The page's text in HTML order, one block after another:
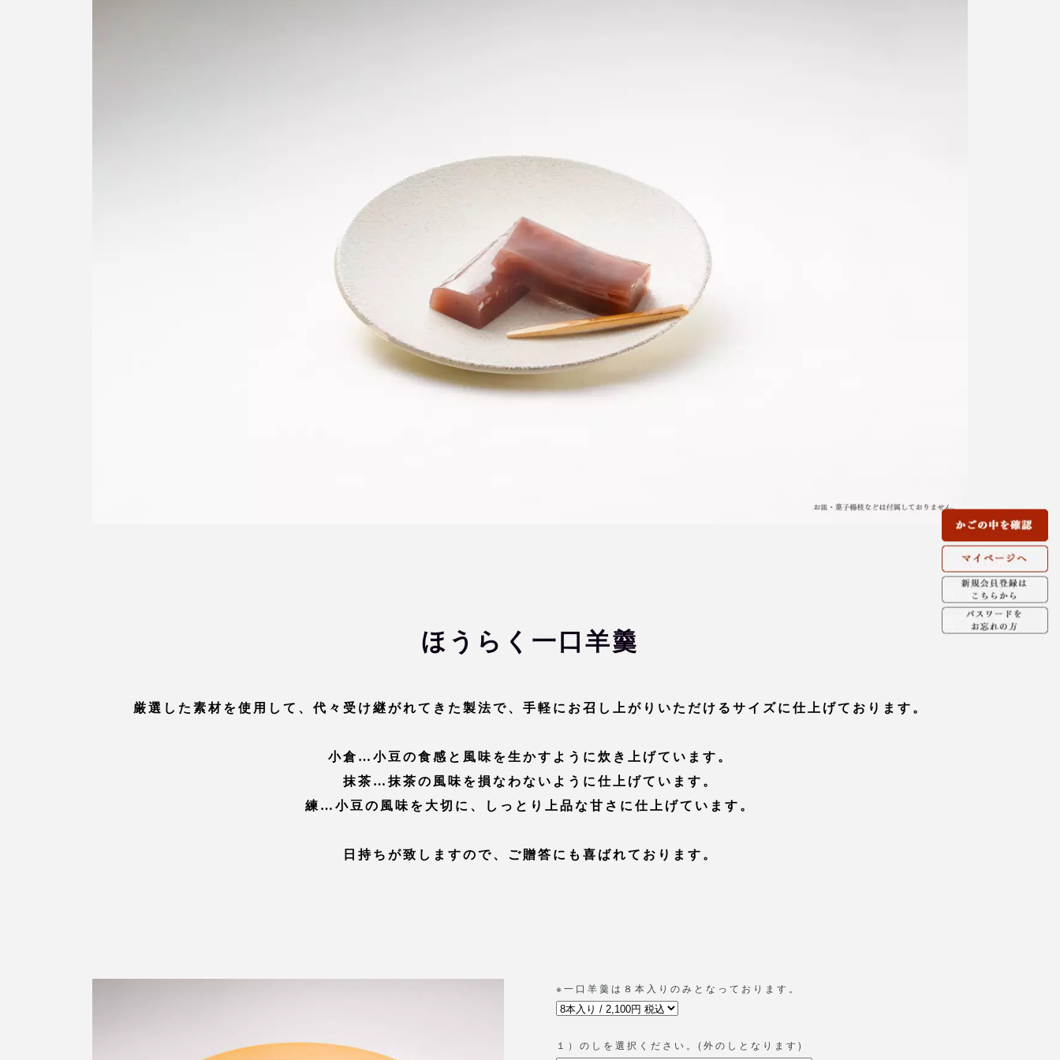
ほうらく一口羊羹
厳選した素材を使用して、代々受け継がれてきた製法で、手軽にお召し上がりいただけるサイズに仕上げております。
小倉…小豆の食感と風味を生かすように炊き上げています。
抹茶…抹茶の風味を損なわないように仕上げています。
練…小豆の風味を大切に、しっとり上品な甘さに仕上げています。
日持ちが致しますので、ご贈答にも喜ばれております。
※一口羊羹は８本入りのみとなっております。
１）のしを選択ください。(外のしとなります)